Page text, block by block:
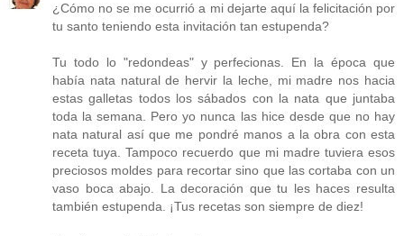
¿Cómo no se me ocurrió a mi dejarte aquí la felicitación por
tu santo teniendo esta invitación tan estupenda?
Tu todo lo "redondeas" y perfecionas. En la época que
había nata natural de hervir la leche, mi madre nos hacia
estas galletas todos los sábados con la nata que juntaba
toda la semana. Pero yo nunca las hice desde que no hay
nata natural así que me pondré manos a la obra con esta
receta tuya. Tampoco recuerdo que mi madre tuviera esos
preciosos moldes para recortar sino que las cortaba con un
vaso boca abajo. La decoración que tu les haces resulta
también estupenda. ¡Tus recetas son siempre de diez!